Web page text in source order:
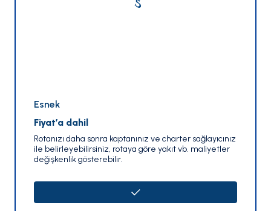
Esnek
Fiyat’a dahil
Rotanızı daha sonra kaptanınız ve charter sağlayıcınız
ile belirleyebilirsiniz, rotaya göre yakıt vb. maliyetler
değişkenlik gösterebilir.